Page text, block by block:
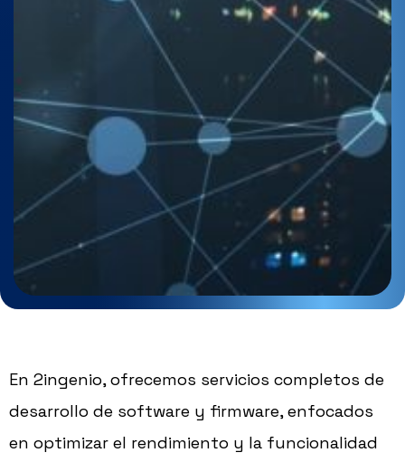
En 2ingenio, ofrecemos servicios completos de
desarrollo de software y firmware, enfocados
en optimizar el rendimiento y la funcionalidad